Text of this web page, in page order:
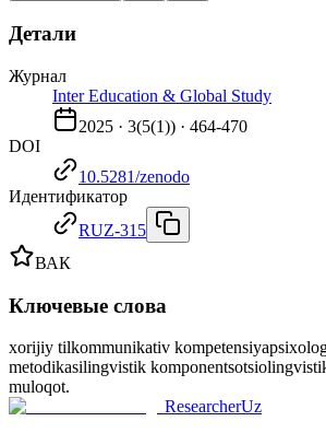
Детали
Журнал
Inter Education & Global Study
2025 · 3(5(1)) · 464-470
DOI
10.5281/zenodo
Идентификатор
RUZ-315
ВАК
Ключевые слова
xorijiy tilkommunikativ kompetensiya
metodikasilingvistik komponent
muloqot.
ResearcherUz